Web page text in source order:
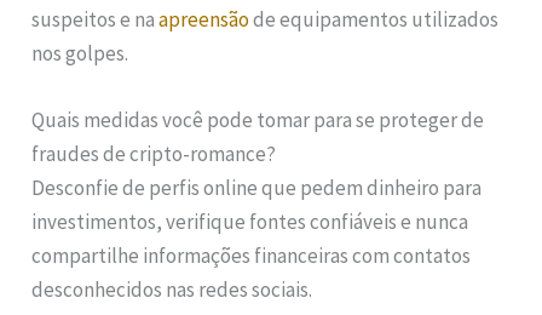
suspeitos e naapreensãode equipamentos utilizados
nos golpes.
Quais medidas você pode tomar para se proteger de
fraudes de cripto-romance?
Desconfie de perfis online que pedem dinheiro para
investimentos, verifique fontes confiáveis e nunca
compartilhe informações financeiras com contatos
desconhecidos nas redes sociais.